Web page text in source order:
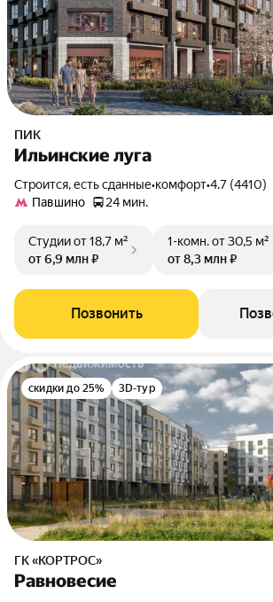
ПИК
Ильинские луга
Строится, есть сданные•комфорт•4.7 (4410)
Павшино
24 мин.
Студииот 18,7 м²
от 6,9 млн ₽
1-комн.от 30,5 м²
от 8,3 млн ₽
Позвонить
скидки до 25% 3D-тур
ГК «КОРТРОС»
Равновесие